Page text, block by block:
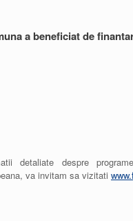
a beneficiat de
detaliate despre
va invitam sa vizitati